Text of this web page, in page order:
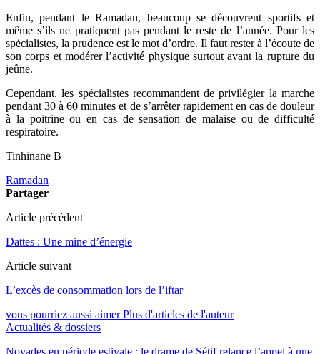
Enfin, pendant le Ramadan, beaucoup se découvrent sportifs et
même s’ils ne pratiquent pas pendant le reste de l’année. Pour les
spécialistes, la prudence est le mot d’ordre. Il faut rester à l’écoute de
son corps et modérer l’activité physique surtout avant la rupture du
jeûne.
Cependant, les spécialistes recommandent de privilégier la marche
pendant 30 à 60 minutes et de s’arrêter rapidement en cas de douleur
à la poitrine ou en cas de sensation de malaise ou de difficulté
respiratoire.
Tinhinane B
Ramadan
Partager
Article précédent
Dattes : Une mine d’énergie
Article suivant
L’excès de consommation lors de l’iftar
vous pourriez aussi aimer Plus d'articles de l'auteur
Actualités & dossiers
Noyades en période estivale : le drame de Sétif relance l’appel à une